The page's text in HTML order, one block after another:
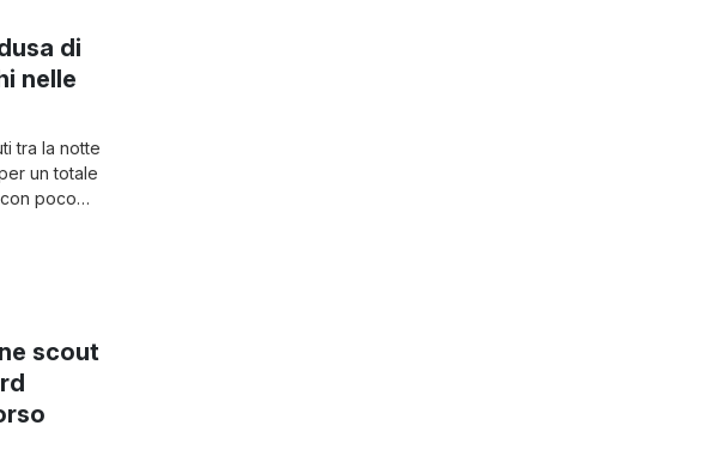
di
nelle
tra la notte
un totale
poco
ospiti, a
scout